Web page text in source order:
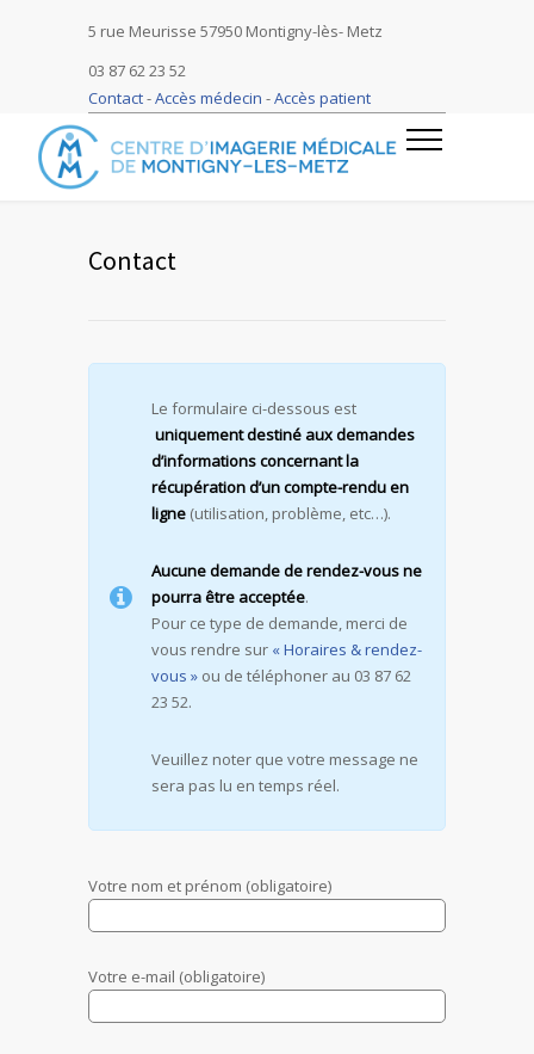
5 rue Meurisse 57950 Montigny-lès- Metz
03 87 62 23 52
Contact-Accès médecin -Accès patient
Contact
Le formulaire ci-dessous est
uniquementdestiné aux demandes
d’informations concernant la
récupération d’un compte-rendu en
ligne (utilisation, problème, etc…).
Aucune demande de rendez-vous ne
pourra être acceptée.
Pour ce type de demande, merci de
vous rendre sur « Horaires & rendez-
vous » ou de téléphoner au 03 87 62
23 52.
Veuillez noter que votre message ne
sera pas lu en temps réel.
Votre nom et prénom (obligatoire)
Votre e-mail (obligatoire)